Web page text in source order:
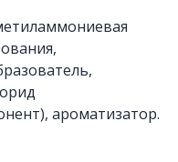
ароматизатор.